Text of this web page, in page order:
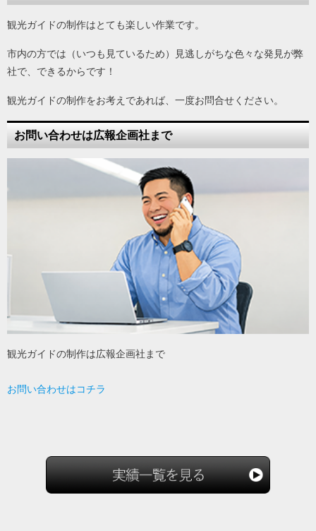
観光ガイドの制作はとても楽しい作業です。
市内の方では（いつも見ているため）見逃しがちな色々な発見が弊
社で、できるからです！
観光ガイドの制作をお考えであれば、一度お問合せください。
お問い合わせは広報企画社まで
観光ガイドの制作は広報企画社まで
お問い合わせはコチラ